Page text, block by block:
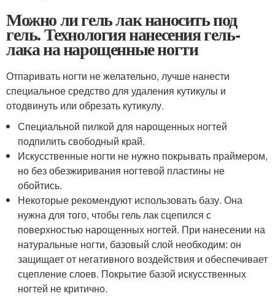
Можно ли гель лак наносить под
гель. Технология нанесения гель-
лака на нарощенные ногти
Отпаривать ногти не желательно, лучше нанести
специальное средство для удаления кутикулы и
отодвинуть или обрезать кутикулу.
Специальной пилкой для нарощенных ногтей
подпилить свободный край.
Искусственные ногти не нужно покрывать праймером,
но без обезжиривания ногтевой пластины не
обойтись.
Некоторые рекомендуют использовать базу. Она
нужна для того, чтобы гель лак сцепился с
поверхностью нарощенных ногтей. При нанесении на
натуральные ногти, базовый слой необходим: он
защищает от негативного воздействия и обеспечивает
сцепление слоев. Покрытие базой искусственных
ногтей не критично.